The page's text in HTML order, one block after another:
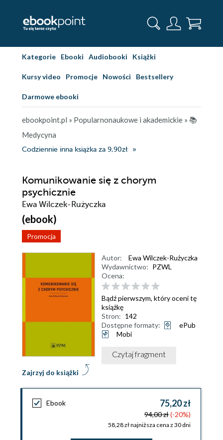
Kategorie Ebooki Audiobooki Książki
Kursy video Promocje Nowości Bestsellery
Darmowe ebooki
ebookpoint.pl » Popularnonaukowe i akademickie » 📚
Medycyna
Codziennie inna książka za 9,90zł
Komunikowanie się z chorym
psychicznie
Ewa Wilczek-Rużyczka
(ebook)
Promocja
Zajrzyj do książki
Autor:
Ewa Wilczek-Rużyczka
Wydawnictwo: PZWL
Ocena:
Bądź pierwszym, który oceni tę
książkę
Stron: 142
Dostępne formaty:
ePub
Mobi
Czytaj fragment
Ebook 75,20 zł
94,00 zł(-20%)
58,28 zł najniższa cena z 30 dni